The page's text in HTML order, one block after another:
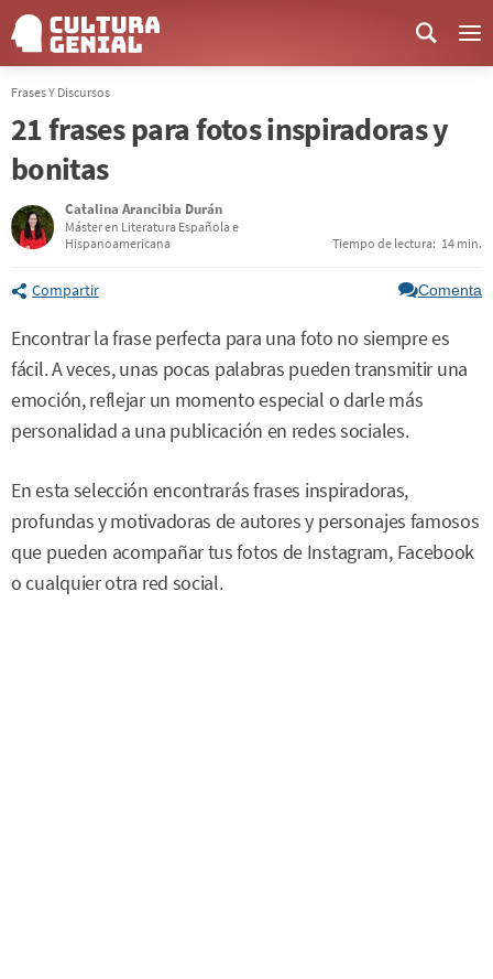
Frases Y Discursos
21 frases para fotos inspiradoras y
bonitas
Catalina Arancibia Durán
Máster en Literatura Española e
Hispanoamericana
Tiempo de lectura: 14 min.
Compartir Comenta
Encontrar la frase perfecta para una foto no siempre es
fácil. A veces, unas pocas palabras pueden transmitir una
emoción, reflejar un momento especial o darle más
personalidad a una publicación en redes sociales.
En esta selección encontrarás frases inspiradoras,
profundas y motivadoras de autores y personajes famosos
que pueden acompañar tus fotos de Instagram, Facebook
o cualquier otra red social.